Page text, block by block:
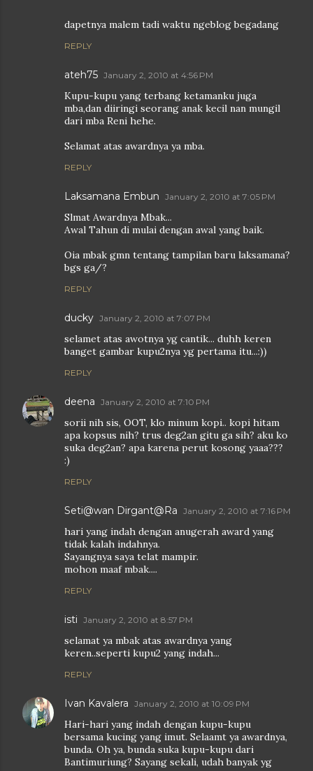
dapetnya malem tadi waktu ngeblog begadang
REPLY
ateh75 January 2, 2010 at 4:56 PM
Kupu-kupu yang terbang ketamanku juga
mba,dan diiringi seorang anak kecil nan mungil
dari mba Reni hehe.
Selamat atas awardnya ya mba.
REPLY
Laksamana Embun January 2, 2010 at 7:05 PM
Slmat Awardnya Mbak...
Awal Tahun di mulai dengan awal yang baik.
Oia mbak gmn tentang tampilan baru laksamana?
bgs ga/?
REPLY
ducky January 2, 2010 at 7:07 PM
selamet atas awotnya yg cantik... duhh keren
banget gambar kupu2nya yg pertama itu...:))
REPLY
deena January 2, 2010 at 7:10 PM
sorii nih sis, OOT, klo minum kopi.. kopi hitam
apa kopsus nih? trus deg2an gitu ga sih? aku ko
suka deg2an? apa karena perut kosong yaaa???
:)
REPLY
Seti@wan Dirgant@Ra January 2, 2010 at 7:16 PM
hari yang indah dengan anugerah award yang
tidak kalah indahnya.
Sayangnya saya telat mampir.
mohon maaf mbak....
REPLY
isti January 2, 2010 at 8:57 PM
selamat ya mbak atas awardnya yang
keren..seperti kupu2 yang indah...
REPLY
Ivan Kavalera January 2, 2010 at 10:09 PM
Hari-hari yang indah dengan kupu-kupu
bersama kucing yang imut. Selaamt ya awardnya,
bunda. Oh ya, bunda suka kupu-kupu dari
Bantimuriung? Sayang sekali, udah banyak yg